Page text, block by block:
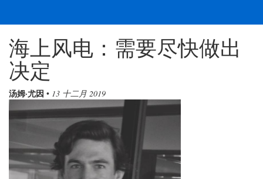
海上风电：需要尽快做出
决定
汤姆·尤因 • 13 十二月 2019